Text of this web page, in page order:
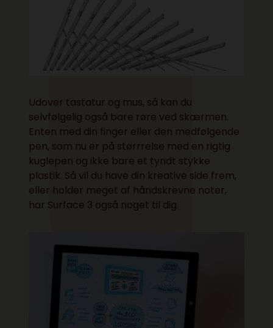
Udover tastatur og mus, så kan du
selvfølgelig også bare røre ved skærmen.
Enten med din finger eller den medfølgende
pen, som nu er på størrrelse med en rigtig
kuglepen og ikke bare et tyndt stykke
plastik. Så vil du have din kreative side frem,
eller holder meget af håndskrevne noter,
har Surface 3 også noget til dig.